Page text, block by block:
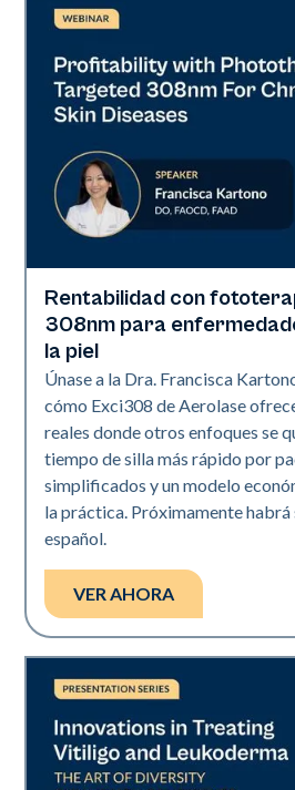
Exci308
Rentabilidad con
308nm para
la piel
Únase a la Dra. Francisca
cómo Exci308 de Aerolase
reales donde otros enfoques se
tiempo de silla más rápido por
simplificados y un modelo
la práctica. Próximamente
español.
VER AHORA